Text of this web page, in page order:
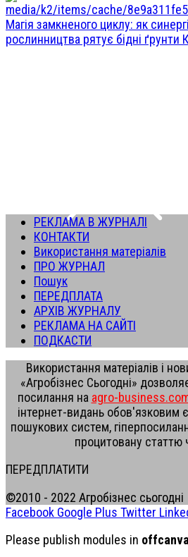
Магія замкненого циклу: як
рослинництва рятує бідні ґрунти
РЕКЛАМА В ЖУРНАЛІ
КОНТАКТИ
Використання матеріалів
ПРО ЖУРНАЛ
Пошук
ПЕРЕДПЛАТА
АРХІВ ЖУРНАЛУ
РЕКЛАМА НА САЙТІ
ПОДКАСТИ
Використання матеріалів і
«Агробізнес Сьогодні»
посилання на agro-
інтернет-видань обов'язковим
пошукових систем,
процитовану статтю
ПЕРЕДПЛАТИТИ
©2010 - 2022 Агробізнес сьогодні
Facebook Google Plus Twitter
Please publish modules in